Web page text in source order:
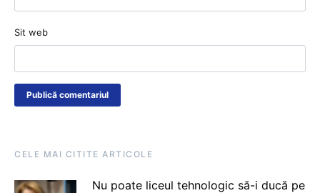
Sit web
CELE MAI CITITE ARTICOLE
Nu poate liceul tehnologic să-i ducă pe